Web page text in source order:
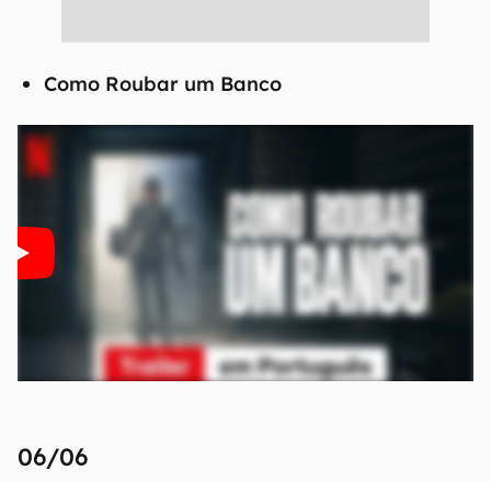
Como Roubar um Banco
06/06